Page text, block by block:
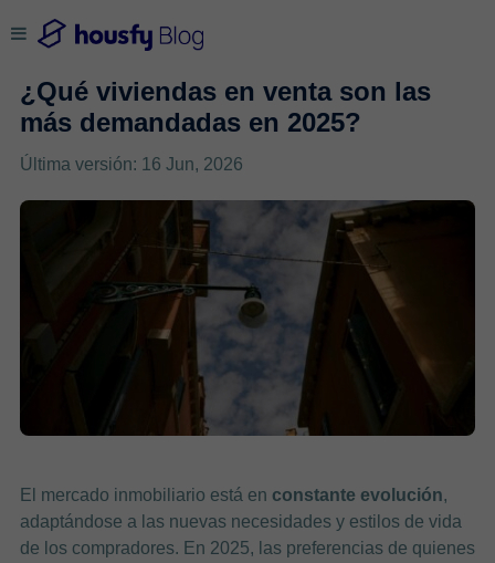
¿Qué viviendas en venta son las
más demandadas en 2025?
Última versión: 16 Jun, 2026
El mercado inmobiliario está en constante evolución,
adaptándose a las nuevas necesidades y estilos de vida
de los compradores. En 2025, las preferencias de quienes